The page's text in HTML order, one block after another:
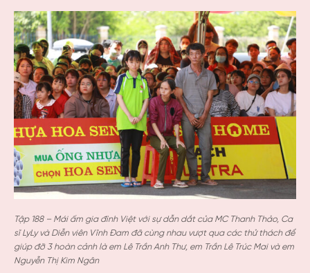
Tập 188 – Mái ấm gia đình Việt với sự dẫn dắt của MC Thanh Thảo, Ca
sĩ LyLy và Diễn viên Vĩnh Đam đã cùng nhau vượt qua các thử thách để
giúp đỡ 3 hoàn cảnh là em Lê Trần Anh Thư, em Trần Lê Trúc Mai và em
Nguyễn Thị Kim Ngân